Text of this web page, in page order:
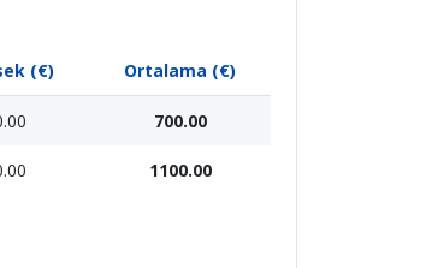
(€) Ortalama (€)
700.00
1100.00